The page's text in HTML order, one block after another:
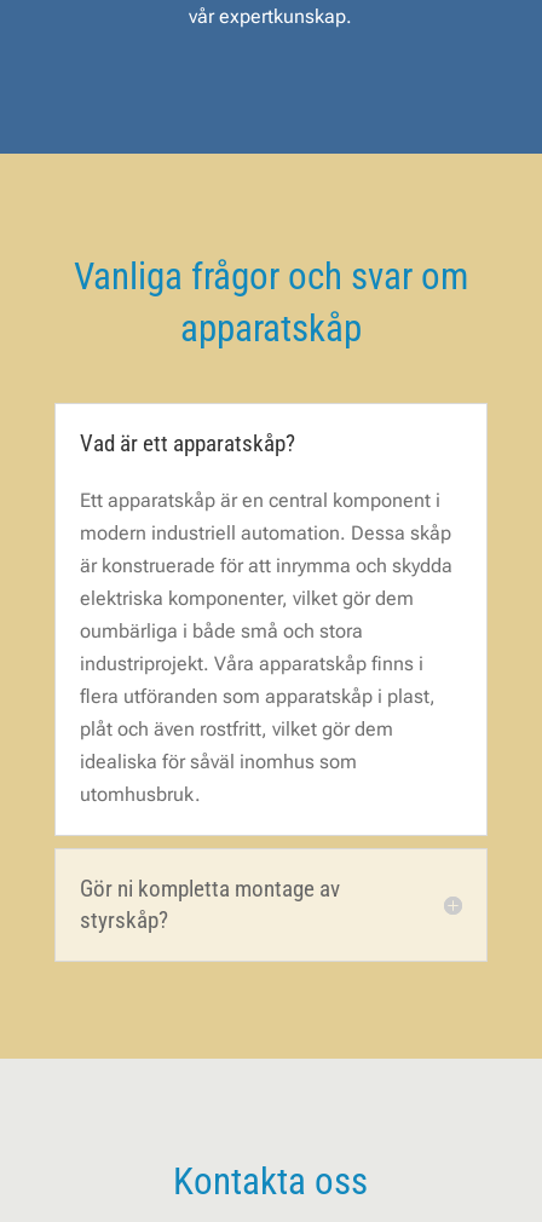
vår expertkunskap.
Vanliga frågor och svar om
apparatskåp
Vad är ett apparatskåp?
Ett apparatskåp är en central komponent i
modern industriell automation. Dessa skåp
är konstruerade för att inrymma och skydda
elektriska komponenter, vilket gör dem
oumbärliga i både små och stora
industriprojekt. Våra apparatskåp finns i
flera utföranden som apparatskåp i plast,
plåt och även rostfritt, vilket gör dem
idealiska för såväl inomhus som
utomhusbruk.
Gör ni kompletta montage av
styrskåp?
Kontakta oss